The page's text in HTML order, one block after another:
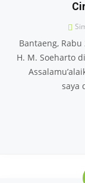
Bantaeng,
H. M. Soeharto
saya